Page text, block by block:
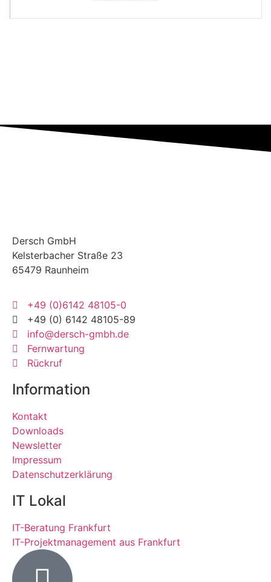
Dersch GmbH
Kelsterbacher Straße 23
65479 Raunheim
+49 (0)6142 48105-0
+49 (0) 6142 48105-89
info@dersch-gmbh.de
Fernwartung
Rückruf
Information
Kontakt
Downloads
Newsletter
Impressum
Datenschutzerklärung
IT Lokal
IT-Beratung Frankfurt
IT-Projektmanagement aus Frankfurt